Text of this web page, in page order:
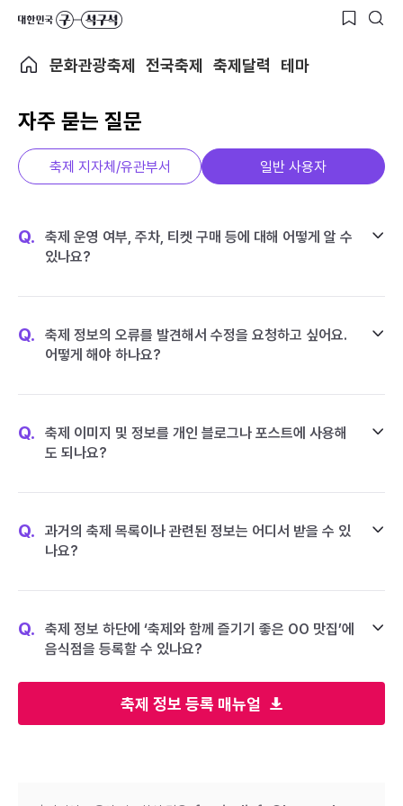
문화관광축제 전국축제 축제달력 테마
자주 묻는 질문
축제 정보 등록 매뉴얼
축제 지자체/유관부서 일반 사용자
Q.
축제 운영 여부, 주차, 티켓 구매 등에 대해 어떻게 알 수
있나요?
Q.
축제 정보의 오류를 발견해서 수정을 요청하고 싶어요.
어떻게 해야 하나요?
Q.
축제 이미지 및 정보를 개인 블로그나 포스트에 사용해
도 되나요?
Q.
과거의 축제 목록이나 관련된 정보는 어디서 받을 수 있
나요?
Q.
축제 정보 하단에 ‘축제와 함께 즐기기 좋은 OO 맛집’에
음식점을 등록할 수 있나요?